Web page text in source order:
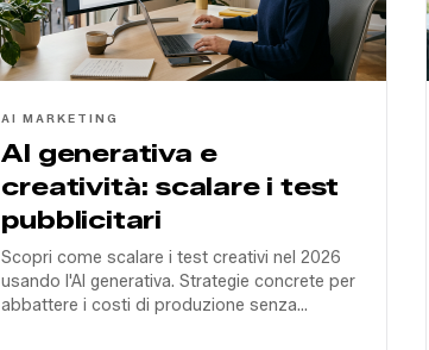
AI MARKETING
AI generativa e
creatività: scalare i test
pubblicitari
Scopri come scalare i test creativi nel 2026
usando l'AI generativa. Strategie concrete per
abbattere i costi di produzione senza